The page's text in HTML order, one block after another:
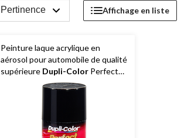
Pertinence Affichage en liste
Peinture laque acrylique en
aérosol pour automobile de qualité
supérieure Dupli-ColorPerfect
Match, noir, 227 g